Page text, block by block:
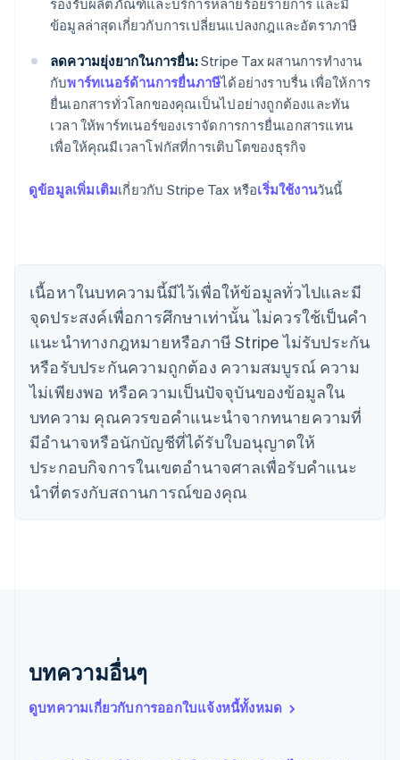
รองรับผลิตภัณฑ์และบริการหลายร้อยรายการ และมี
ข้อมูลล่าสุดเกี่ยวกับการเปลี่ยนแปลงกฎและอัตราภาษี
ลดความยุ่งยากในการยื่น:Stripe Tax ผสานการทำงาน
กับพาร์ทเนอร์ด้านการยื่นภาษีได้อย่างราบรื่น เพื่อให้การ
ยื่นเอกสารทั่วโลกของคุณเป็นไปอย่างถูกต้องและทัน
เวลา ให้พาร์ทเนอร์ของเราจัดการการยื่นเอกสารแทน
เพื่อให้คุณมีเวลาโฟกัสที่การเติบโตของธุรกิจ
ดูข้อมูลเพิ่มเติมเกี่ยวกับ Stripe Tax หรือเริ่มใช้งานวันนี้
เนื้อหาในบทความนี้มีไว้เพื่อให้ข้อมูลทั่วไปและมี
จุดประสงค์เพื่อการศึกษาเท่านั้น ไม่ควรใช้เป็นคํา
แนะนําทางกฎหมายหรือภาษี Stripe ไม่รับประกัน
หรือรับประกันความถูกต้อง ความสมบูรณ์ ความ
ไม่เพียงพอ หรือความเป็นปัจจุบันของข้อมูลใน
บทความ คุณควรขอคําแนะนําจากทนายความที่
มีอํานาจหรือนักบัญชีที่ได้รับใบอนุญาตให้
ประกอบกิจการในเขตอํานาจศาลเพื่อรับคําแนะ
นําที่ตรงกับสถานการณ์ของคุณ
บทความอื่นๆ
ดูบทความเกี่ยวกับการออกใบแจ้งหนี้ทั้งหมด
แคนาดา
Français
โครเอเชีย
EnglishItaliano
จีนแผ่นดินใหญ่
简体中文 English
ไซปรัส
English
日本語English
เดนมาร์ก
English
ไทย
ไทยEnglish
PortuguêsEnglish
English